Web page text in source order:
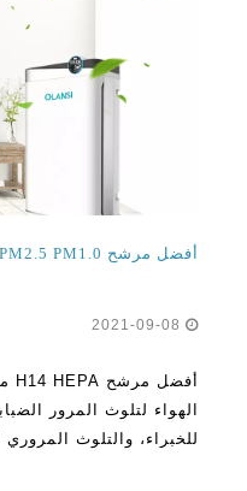
الهواء لتلوث المرور
للخبراء، والتلوث